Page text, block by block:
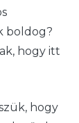
boldog?
hogy itt
hogy